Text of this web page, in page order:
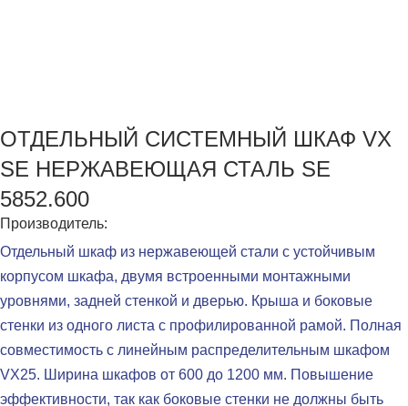
ОТДЕЛЬНЫЙ СИСТЕМНЫЙ ШКАФ VX
SE НЕРЖАВЕЮЩАЯ СТАЛЬ SE
5852.600
Производитель:
Отдельный шкаф из нержавеющей стали с устойчивым
корпусом шкафа, двумя встроенными монтажными
уровнями, задней стенкой и дверью. Крыша и боковые
стенки из одного листа с профилированной рамой. Полная
совместимость с линейным распределительным шкафом
VX25. Ширина шкафов от 600 до 1200 мм. Повышение
эффективности, так как боковые стенки не должны быть